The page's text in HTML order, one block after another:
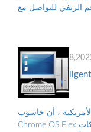
الريفي للتواصل مع
Jul
، أن حاسوب
Chrome OS Flex القديم يمكن تحويله إلى جهاز مثالي للشركات